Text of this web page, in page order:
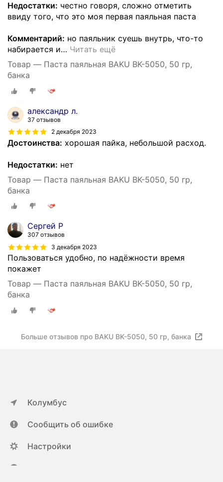
Недостатки: честно говоря, сложно отметить
ввиду того, что это моя первая паяльная паста
Комментарий: но паяльник суешь внутрь, что-то
набирается и… Читать ещё
Товар — Паста паяльная BAKU BK-5050, 50 гр,
банка
александр л.
37 отзывов
2 декабря 2023
Достоинства: хорошая пайка, небольшой расход.
Недостатки: нет
Товар — Паста паяльная BAKU BK-5050, 50 гр,
банка
Сергей Р
307 отзывов
3 декабря 2023
Пользоваться удобно, по надёжности время
покажет
Товар — Паста паяльная BAKU BK-5050, 50 гр,
банка
Больше отзывов про BAKU BK-5050, 50 гр, банка
Колумбус
Сообщить об ошибке
Настройки